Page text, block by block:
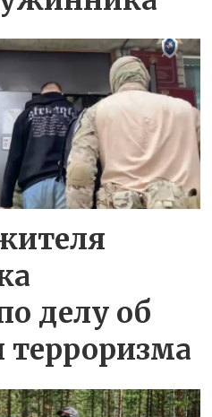
делу об
терроризма